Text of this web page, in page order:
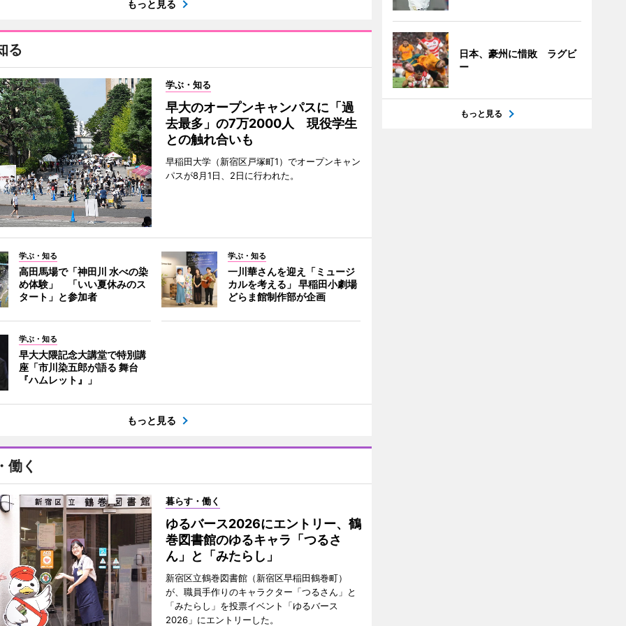
もっと見る
る
学ぶ・知る
早大のオープンキャンパスに「過
去最多」の7万2000人 現役学生
との触れ合いも
早稲田大学（新宿区戸塚町1）でオープンキャン
パスが8月1日、2日に行われた。
学ぶ・知る
高田馬場で「神田川 水べの染
め体験」 「いい夏休みのス
タート」と参加者
学ぶ・知る
一川華さんを迎え「ミュージ
カルを考える」 早稲田小劇場
どらま館制作部が企画
学ぶ・知る
早大大隈記念大講堂で特別講
座「市川染五郎が語る 舞台
『ハムレット』」
もっと見る
働く
暮らす・働く
ゆるバース2026にエントリー、鶴
巻図書館のゆるキャラ「つるさ
ん」と「みたらし」
新宿区立鶴巻図書館（新宿区早稲田鶴巻町）
が、職員手作りのキャラクター「つるさん」と
「みたらし」を投票イベント「ゆるバース
2026」にエントリーした。
日本、豪州に惜敗 ラグビ
ー
もっと見る